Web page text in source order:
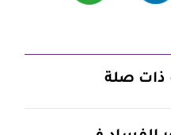
ذات صلة